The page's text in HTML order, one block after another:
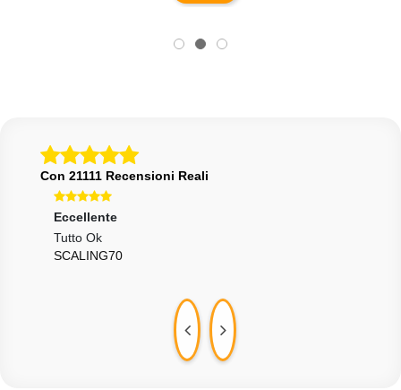
Con 21111 Recensioni Reali
Eccellente
Tutto Ok
SCALING70